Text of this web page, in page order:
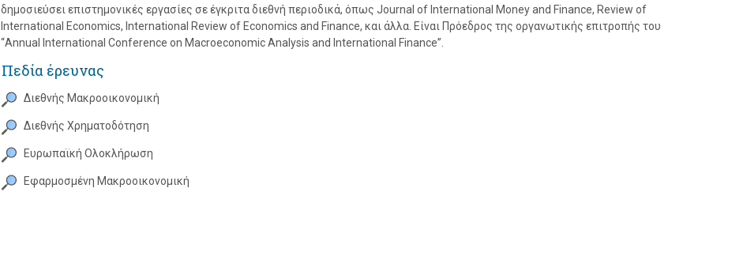
δημοσιεύσει επιστημονικές εργασίες σε έγκριτα διεθνή περιοδικά, όπως Journal of International Money and Finance, Review of
International Economics, International Review of Economics and Finance, και άλλα. Είναι Πρόεδρος της οργανωτικής επιτροπής του
“Annual International Conference on Macroeconomic Analysis and International Finance”.
Πεδία έρευνας
Διεθνής Μακροοικονομική
Διεθνής Χρηματοδότηση
Ευρωπαϊκή Ολοκλήρωση
Εφαρμοσμένη Μακροοικονομική